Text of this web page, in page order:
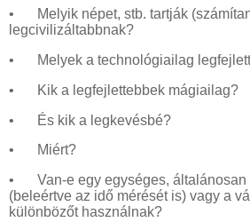
•
Melyik népet, stb. tartják
legcivilizáltabbnak?
•
Melyek a technológiailag
•
Kik a legfejlettebbek mágiailag?
•
És kik a legkevésbé?
•
Miért?
•
Van-e egy egységes,
(beleértve az idő mérését is) vagy a
különbözőt használnak?